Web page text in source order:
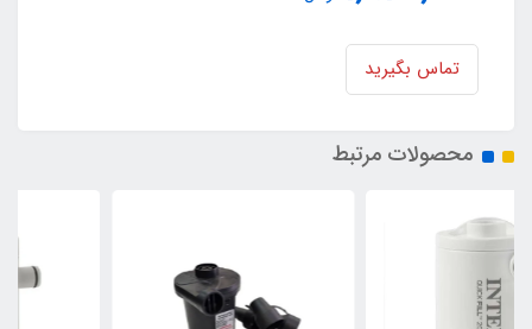
تماس بگیرید
محصولات مرتبط